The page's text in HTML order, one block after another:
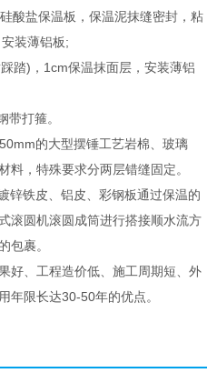
酸盐保温板，保温泥抹缝密封，粘
装薄铝板;
踏)，1cm保温抹面层，安装薄铝
带打箍。
的大型摆锤工艺岩棉、玻璃
料，特殊要求分两层错缝固定。
锌铁皮、铝皮、彩钢板通过保温的
滚圆机滚圆成筒进行搭接顺水流方
包裹。
好、工程造价低、施工周期短、外
年限长达30-50年的优点。